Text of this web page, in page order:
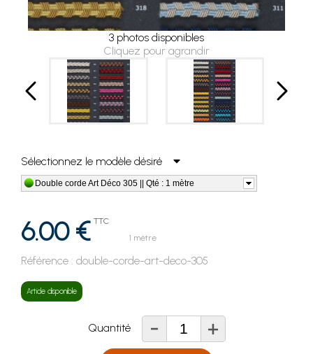
3 photos disponibles
Cliquez pour agrandir
Sélectionnez le modèle désiré
Double corde Art Déco 305 || Qté : 1 mètre
6.00 € TTC
1 mètre
Référence : double-corde-art-deco-305
Article disponible
Quantité - +